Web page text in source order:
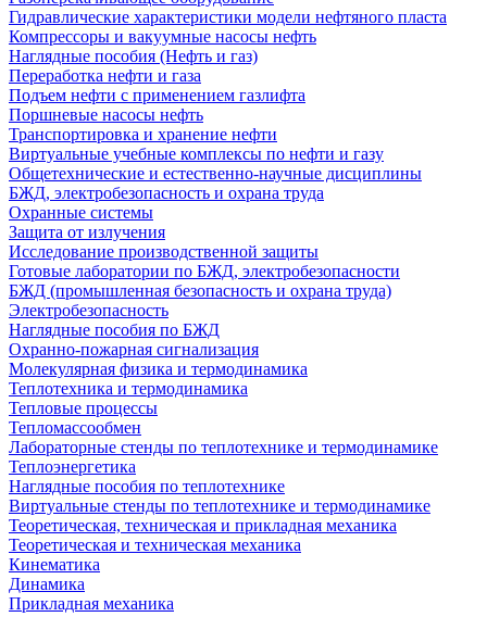
Гидравлические характеристики модели нефтяного пласта
Компрессоры и вакуумные насосы нефть
Наглядные пособия (Нефть и газ)
Переработка нефти и газа
Подъем нефти с применением газлифта
Поршневые насосы нефть
Транспортировка и хранение нефти
Виртуальные учебные комплексы по нефти и газу
Общетехнические и естественно-научные дисциплины
БЖД, электробезопасность и охрана труда
Охранные системы
Защита от излучения
Исследование производственной защиты
Готовые лаборатории по БЖД, электробезопасности
БЖД (промышленная безопасность и охрана труда)
Электробезопасность
Наглядные пособия по БЖД
Охранно-пожарная сигнализация
Молекулярная физика и термодинамика
Теплотехника и термодинамика
Тепловые процессы
Тепломассообмен
Лабораторные стенды по теплотехнике и термодинамике
Теплоэнергетика
Наглядные пособия по теплотехнике
Виртуальные стенды по теплотехнике и термодинамике
Теоретическая, техническая и прикладная механика
Теоретическая и техническая механика
Кинематика
Динамика
Прикладная механика